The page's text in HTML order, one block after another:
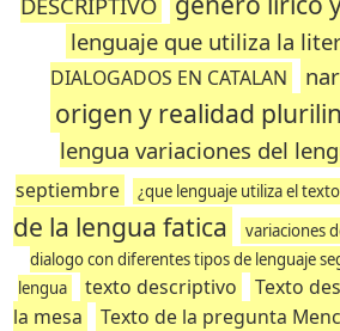
lenguaje que utiliza la
DIALOGADOS EN CATALAN
origen y realidad
lengua variaciones del
septiembre
¿que lenguaje utiliza el
de la lengua fatica
variaciones
dialogo con diferentes tipos de lenguaje
lengua
texto descriptivo
Texto
la mesa
Texto de la pregunta